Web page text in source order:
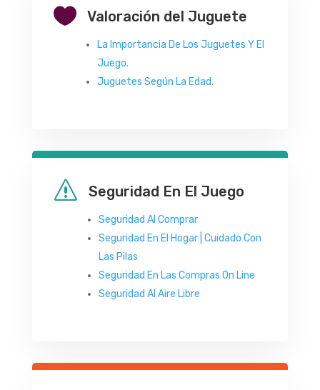
 Valoración del Juguete
La Importancia De Los Juguetes Y El
Juego.
Juguetes Según La Edad.
s Seguridad En El Juego
Seguridad Al Comprar
Seguridad En El Hogar | Cuidado Con
Las Pilas
Seguridad En Las Compras On Line
Seguridad Al Aire Libre